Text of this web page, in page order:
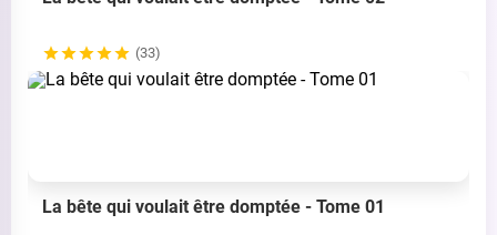
(33)
La bête qui voulait être domptée - Tome 01